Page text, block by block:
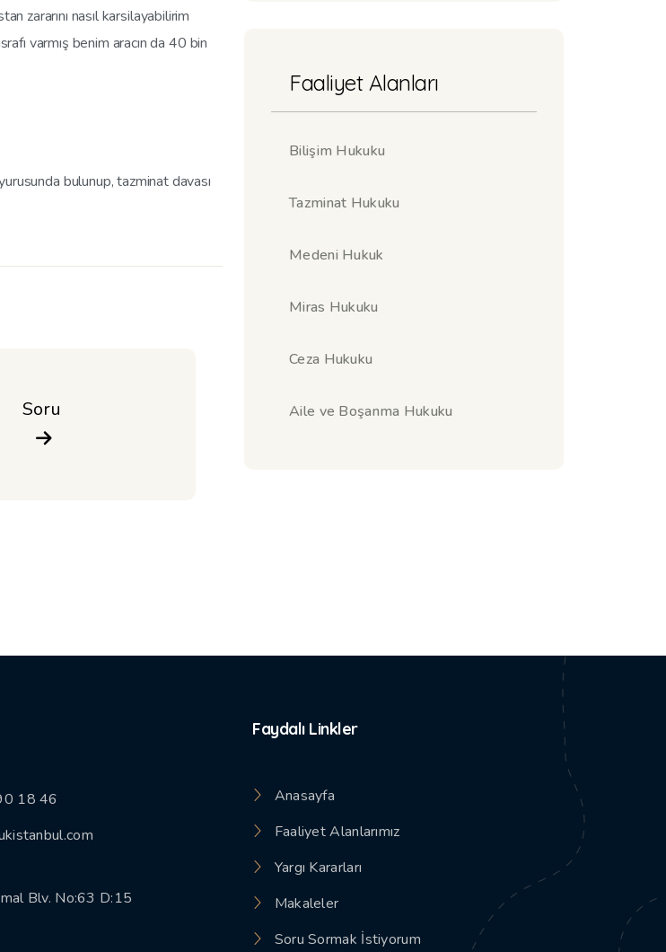
zararını nasıl karsilayabilirim
varmış benim aracın da 40 bin
bulunup, tazminat davası
Soru
Faaliyet Alanları
Bilişim Hukuku
Tazminat Hukuku
Medeni Hukuk
Miras Hukuku
Ceza Hukuku
Aile ve Boşanma Hukuku
18 46
Blv. No:63 D:15
Faydalı Linkler
Anasayfa
Faaliyet Alanlarımız
Yargı Kararları
Makaleler
Soru Sormak İstiyorum